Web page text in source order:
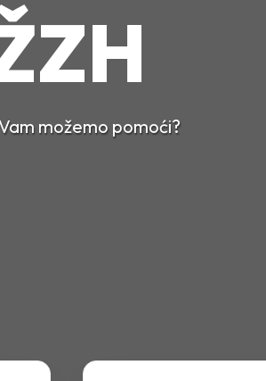
možemo pomoći?